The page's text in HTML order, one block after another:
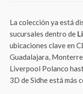
La colección ya está
sucursales dentro de
ubicaciones clave en
Guadalajara,
Liverpool Polanco
3D de Sidhe está más